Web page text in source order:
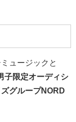
ュージックと
子限定オーディシ
グループNORD